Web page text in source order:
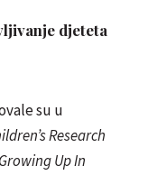
djeteta
su u
Research
Growing Up In